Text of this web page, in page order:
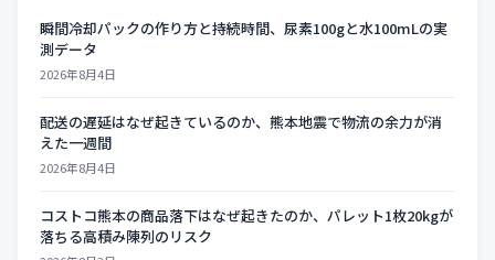
瞬間冷却パックの作り方と持続時間、尿素100gと水100mLの実
測データ
2026年8月4日
配送の遅延はなぜ起きているのか、熊本地震で物流の余力が消
えた一週間
2026年8月4日
コストコ熊本の商品落下はなぜ起きたのか、パレット1枚20kgが
落ちる高積み陳列のリスク